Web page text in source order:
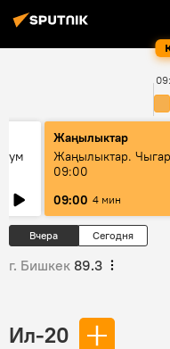
Жаңылыктар
Жаңылыктар.
09:00
09:00 4 мин
Вчера Сегодня
г. Бишкек 89.3
Ил-20